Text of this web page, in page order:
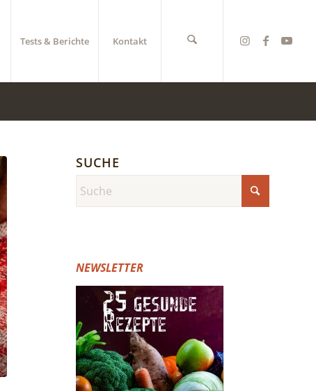
Tests & Berichte Kontakt
SUCHE
NEWSLETTER